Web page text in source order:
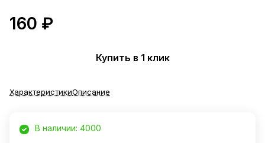
160 ₽
Купить в 1 клик
ХарактеристикиОписание
В наличии: 4000